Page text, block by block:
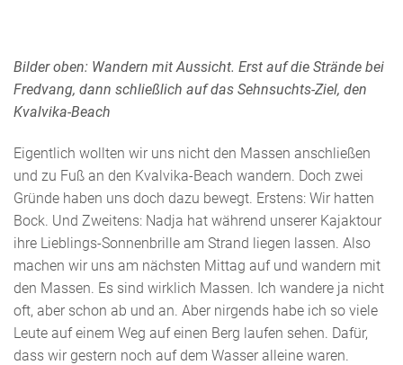
Bilder oben: Wandern mit Aussicht. Erst auf die Strände bei
Fredvang, dann schließlich auf das Sehnsuchts-Ziel, den
Kvalvika-Beach
Eigentlich wollten wir uns nicht den Massen anschließen
und zu Fuß an den Kvalvika-Beach wandern. Doch zwei
Gründe haben uns doch dazu bewegt. Erstens: Wir hatten
Bock. Und Zweitens: Nadja hat während unserer Kajaktour
ihre Lieblings-Sonnenbrille am Strand liegen lassen. Also
machen wir uns am nächsten Mittag auf und wandern mit
den Massen. Es sind wirklich Massen. Ich wandere ja nicht
oft, aber schon ab und an. Aber nirgends habe ich so viele
Leute auf einem Weg auf einen Berg laufen sehen. Dafür,
dass wir gestern noch auf dem Wasser alleine waren.